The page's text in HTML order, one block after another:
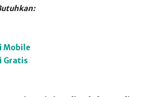
Mobile
Gratis